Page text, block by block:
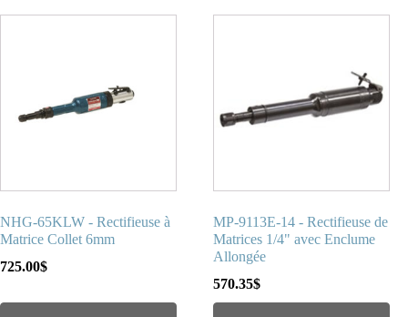
NHG-65KLW - Rectifieuse à
Matrice Collet 6mm
725.00$
MP-9113E-14 - Rectifieuse de
Matrices 1/4" avec Enclume
Allongée
570.35$